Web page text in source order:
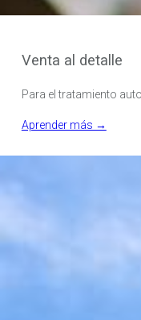
Venta al detalle
Para el tratamiento
Aprender más →